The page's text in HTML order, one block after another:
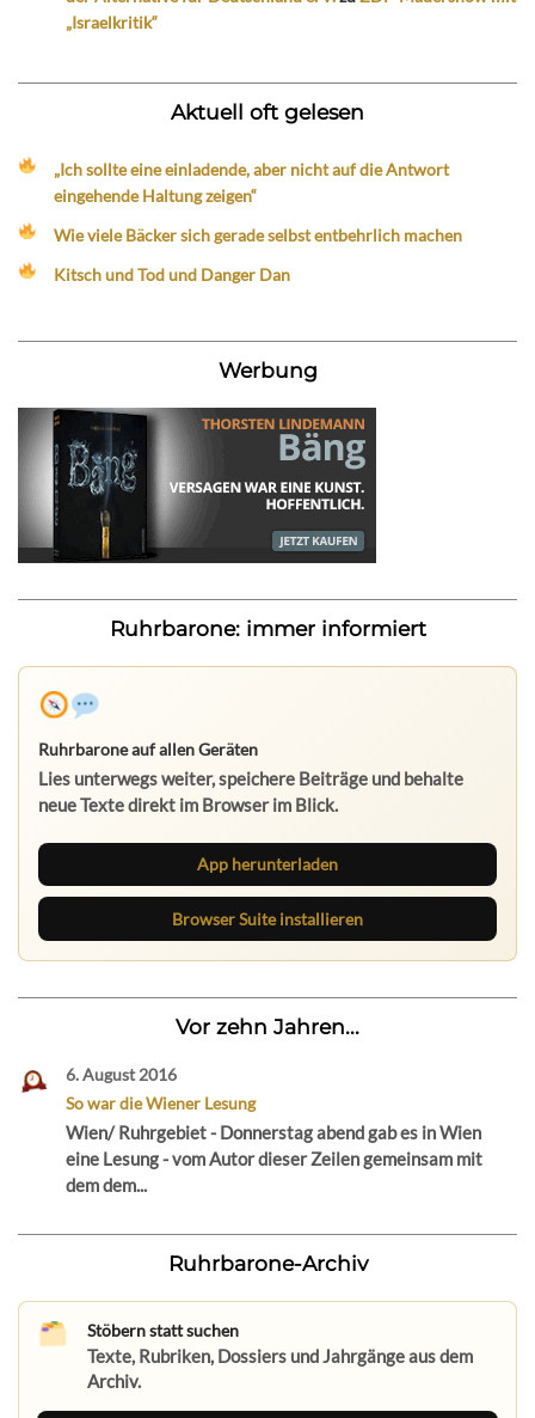
„Israelkritik“
Aktuell oft gelesen
„Ich sollte eine einladende, aber nicht auf die Antwort
eingehende Haltung zeigen“
Wie viele Bäcker sich gerade selbst entbehrlich machen
Kitsch und Tod und Danger Dan
Werbung
Ruhrbarone: immer informiert
Ruhrbarone auf allen Geräten
Lies unterwegs weiter, speichere Beiträge und behalte
neue Texte direkt im Browser im Blick.
App herunterladen
Browser Suite installieren
Vor zehn Jahren...
6. August 2016
So war die Wiener Lesung
Wien/ Ruhrgebiet - Donnerstag abend gab es in Wien
eine Lesung - vom Autor dieser Zeilen gemeinsam mit
dem dem...
Ruhrbarone-Archiv
Stöbern statt suchen
Texte, Rubriken, Dossiers und Jahrgänge aus dem
Archiv.